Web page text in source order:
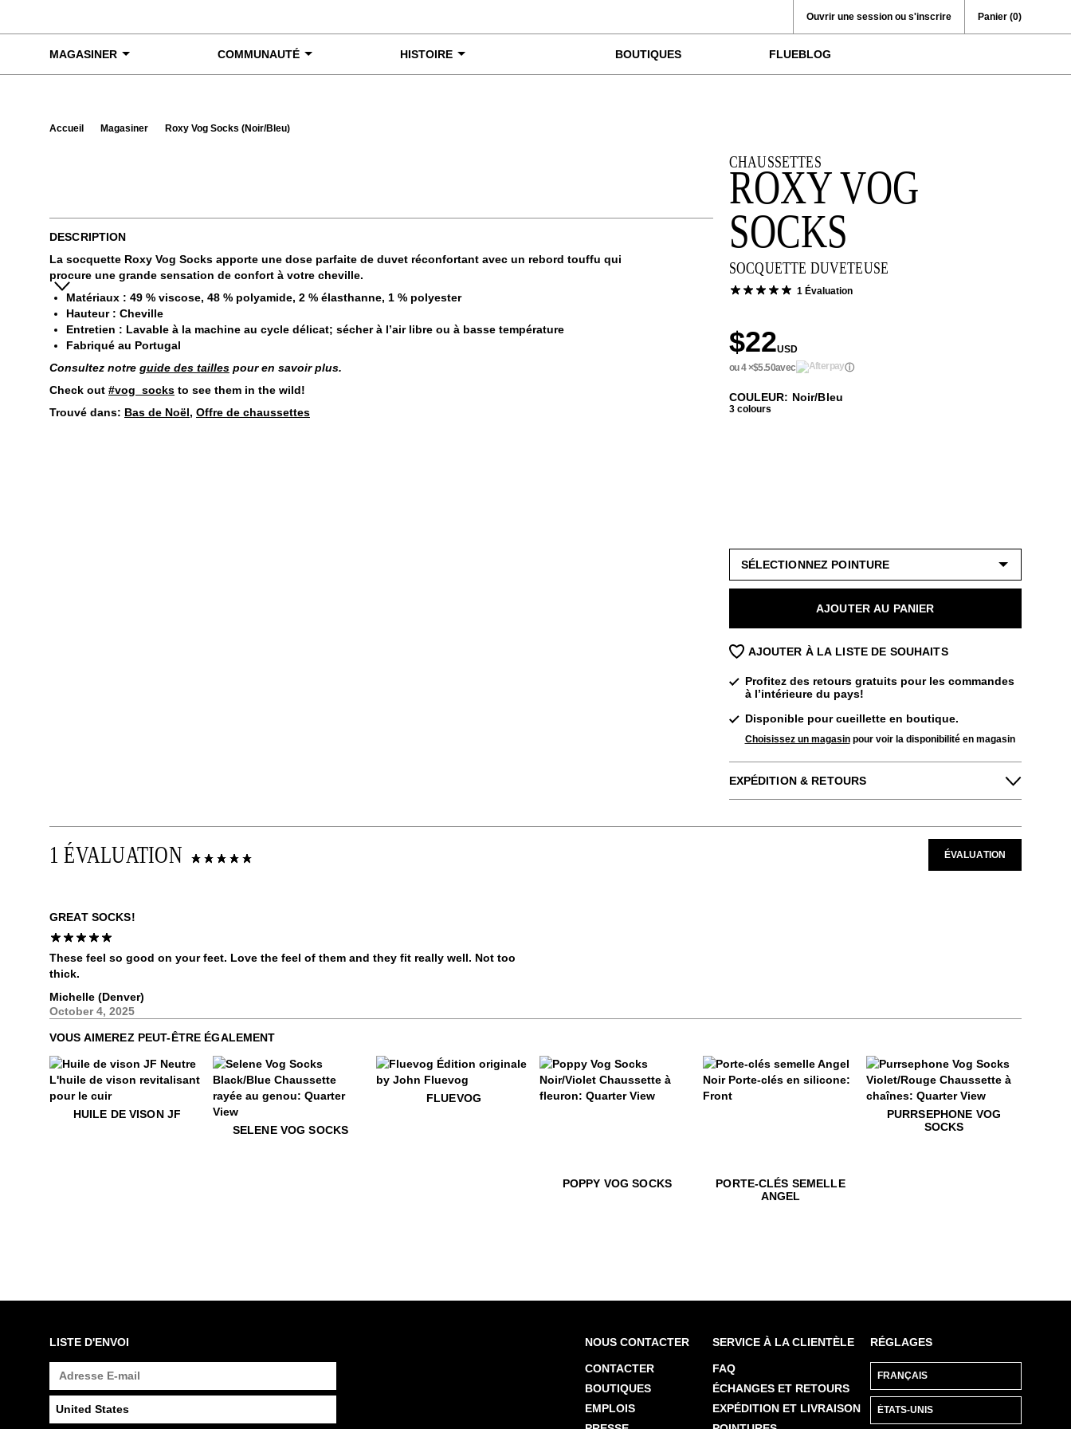
Ouvrir une session ou s'inscrire Panier (0)
MAGASINER COMMUNAUTÉ HISTOIRE BOUTIQUES FLUEBLOG
Accueil Magasiner Roxy Vog Socks (Noir/Bleu)
CHAUSSETTES
ROXY VOG
SOCKS
SOCQUETTE DUVETEUSE
1 Évaluation
$22USD
ou 4 ×$5.50avec ⓘ
COULEUR: Noir/Bleu
3 colours
AJOUTER AU PANIER
AJOUTER À LA LISTE DE SOUHAITS
Profitez des retours gratuits pour les commandes
à l’intérieure du pays!
Disponible pour cueillette en boutique.
Choisissez un magasinpour voir la disponibilité en magasin
EXPÉDITION & RETOURS
commandes aux États-Unis.
Nous pouvons échanger ou rembourser les
DESCRIPTION
La socquette Roxy Vog Socks apporte une dose parfaite de duvet réconfortant avec un rebord touffu qui
procure une grande sensation de confort à votre cheville.
Matériaux : 49 % viscose, 48 % polyamide, 2 % élasthanne, 1 % polyester
Hauteur : Cheville
Entretien : Lavable à la machine au cycle délicat; sécher à l’air libre ou à basse température
Fabriqué au Portugal
Consultez notre guide des tailles pour en savoir plus.
Check out #vog_socks to see them in the wild!
Trouvé dans: Bas de Noël, Offre de chaussettes
1 ÉVALUATION ÉVALUATION
GREAT SOCKS!
These feel so good on your feet. Love the feel of them and they fit really well. Not too
thick.
Michelle (Denver)
October 4, 2025
VOUS AIMEREZ PEUT-ÊTRE ÉGALEMENT
Huile de vison JF
HUILE DE VISON JF
Selene Vog Socks
SELENE VOG SOCKS
FLUEVOG
Poppy Vog Socks $22
POPPY VOG SOCKS
PORTE-CLÉS SEMELLE
ANGEL
Purrsephone Vog Socks
PURRSEPHONE VOG
SOCKS
LISTE D'ENVOI NOUS CONTACTER
CONTACTER
BOUTIQUES
EMPLOIS
SERVICE À LA CLIENTÈLE
FAQ
ÉCHANGES ET RETOURS
EXPÉDITION ET LIVRAISON
RÉGLAGES